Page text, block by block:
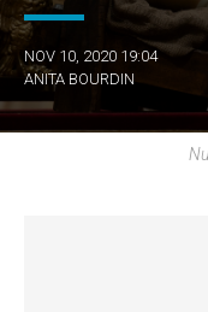
NOV 10, 2020 19:04
ANITA BOURDIN